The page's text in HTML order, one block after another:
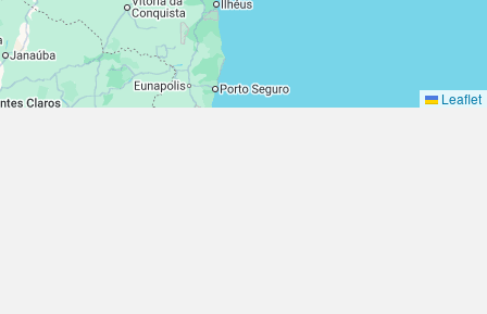
Leaflet